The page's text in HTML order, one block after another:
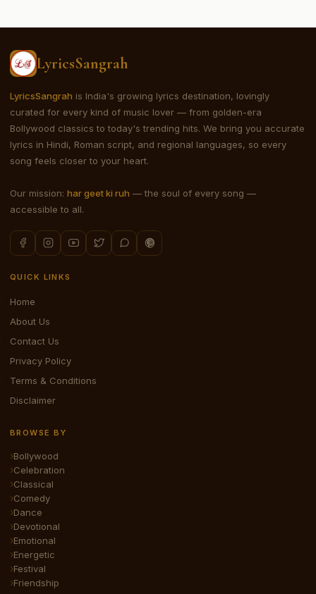
LyricsSangrah
LyricsSangrah is India's growing lyrics destination, lovingly
curated for every kind of music lover — from golden-era
Bollywood classics to today's trending hits. We bring you accurate
lyrics in Hindi, Roman script, and regional languages, so every
song feels closer to your heart.
Our mission: har geet ki ruh — the soul of every song —
accessible to all.
QUICK LINKS
Home
About Us
Contact Us
Privacy Policy
Terms & Conditions
Disclaimer
BROWSE BY
Bollywood
Celebration
Classical
Comedy
Dance
Devotional
Emotional
Energetic
Festival
Friendship